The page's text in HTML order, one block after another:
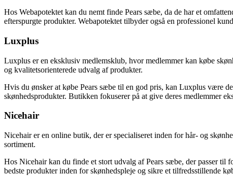
Hos Webapotektet kan du nemt finde Pears sæbe, da de har et
efterspurgte produkter. Webapotektet tilbyder også en professionel
Luxplus
Luxplus er en eksklusiv medlemsklub, hvor medlemmer kan købe
og kvalitetsorienterede udvalg af produkter.
Hvis du ønsker at købe Pears sæbe til en god pris, kan Luxplus være
skønhedsprodukter. Butikken fokuserer på at give deres medlemmer
Nicehair
Nicehair er en online butik, der er specialiseret inden for hår- og
sortiment.
Hos Nicehair kan du finde et stort udvalg af Pears sæbe, der passer
bedste produkter inden for skønhedspleje og sikre et tilfredsstillende